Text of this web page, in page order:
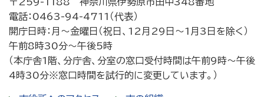
電話：0463-94-4711（代表）
開庁日時：月～金曜日（祝日、12月29日～1月3日を除く）
午前8時30分～午後5時
（本庁舎1階、分庁舎、分室の窓口受付時間は午前9時～午後
4時30分※窓口時間を試行的に変更しています。）